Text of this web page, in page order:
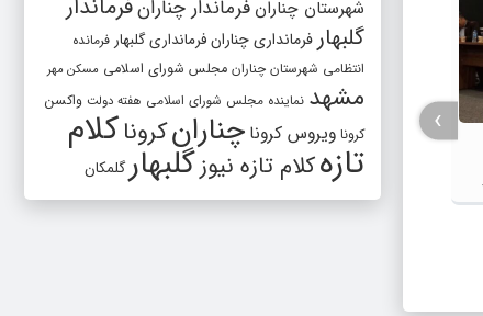
›
شهرستان چناران فرماندار چنارانفرماندار
گلبهار فرمانداری چنارانفرمانداری گلبهار فرمانده
انتظامی شهرستان چناران مجلس شورای اسلامی مسکن مهر
مشهد نماینده مجلس شورای اسلامی هفته دولت واکسن
کرونا ویروس کرونا چنارانکروناکلام
تازهکلام تازه نیوزگلبهارگلمکان